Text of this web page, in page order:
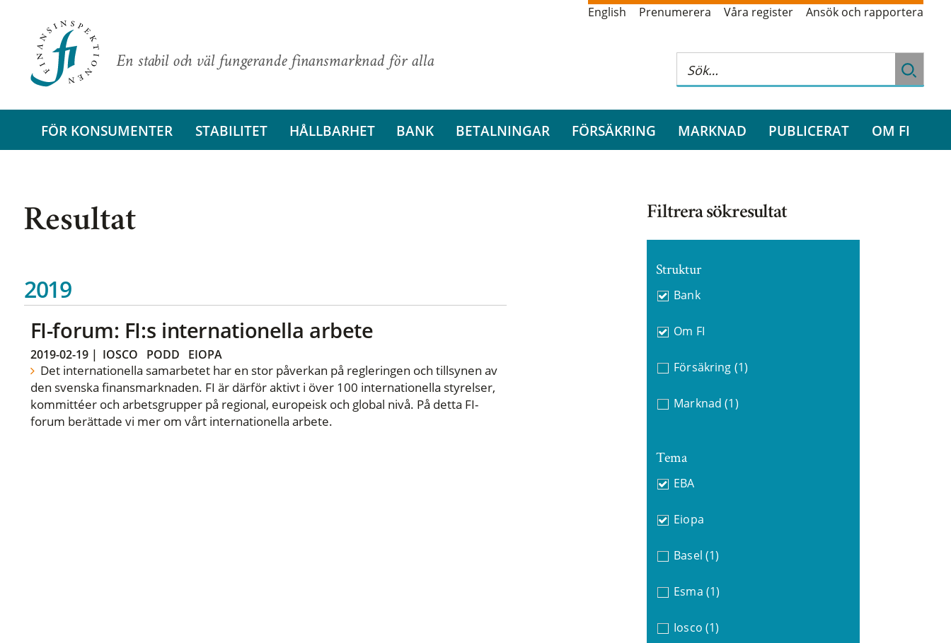
En stabil och väl fungerande finansmarknad för alla
English Prenumerera Våra register Ansök och rapportera
FÖR KONSUMENTER STABILITET HÅLLBARHET BANK BETALNINGAR FÖRSÄKRING MARKNAD PUBLICERAT OM FI
Resultat
2019
FI-forum: FI:s internationella arbete
2019-02-19| IOSCO PODD EIOPA
Det internationella samarbetet har en stor påverkan på regleringen och tillsynen av
den svenska finansmarknaden. FI är därför aktivt i över 100 internationella styrelser,
kommittéer och arbetsgrupper på regional, europeisk och global nivå. På detta FI-
forum berättade vi mer om vårt internationella arbete.
Filtrera sökresultat
Struktur
Bank
Om FI
Försäkring (1)
Marknad (1)
Tema
EBA
Eiopa
Basel (1)
Esma (1)
Iosco (1)